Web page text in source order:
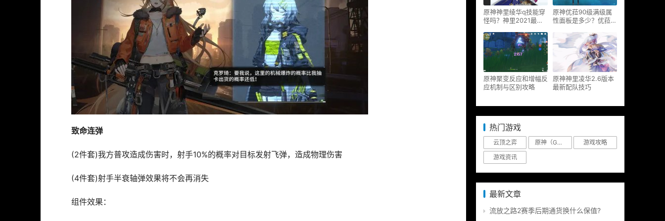
致命连弹
(2件套)我方普攻造成伤害时，射手10%的概率对目标发射飞弹，造成物理伤害
(4件套)射手半衰轴弹效果将不会再消失
组件效果：
原神神里绫华q技能穿
怪吗？神里2021最新
原神优菈90级满级属
性面板是多少？优菈大
原神聚变反应和增幅反
应机制与区别攻略
原神神里凌华2.6版本
最新配队技巧
热门游戏
云顶之弈 原神（Genshin Impact）
游戏攻略
游戏资讯
最新文章
流放之路2赛季后期通货换什么保值?